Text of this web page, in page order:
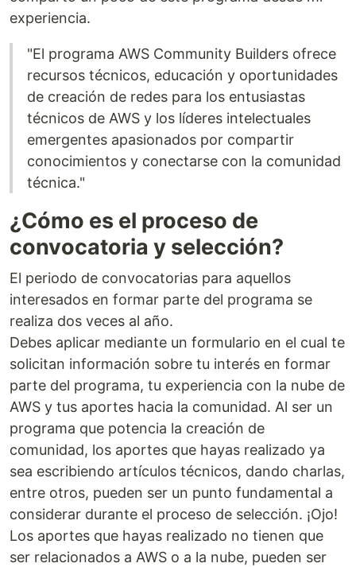
experiencia.
"El programa AWS Community Builders ofrece
recursos técnicos, educación y oportunidades
de creación de redes para los entusiastas
técnicos de AWS y los líderes intelectuales
emergentes apasionados por compartir
conocimientos y conectarse con la comunidad
técnica."
¿Cómo es el proceso de
convocatoria y selección?
El periodo de convocatorias para aquellos
interesados en formar parte del programa se
realiza dos veces al año.
Debes aplicar mediante un formulario en el cual te
solicitan información sobre tu interés en formar
parte del programa, tu experiencia con la nube de
AWS y tus aportes hacia la comunidad. Al ser un
programa que potencia la creación de
comunidad, los aportes que hayas realizado ya
sea escribiendo artículos técnicos, dando charlas,
entre otros, pueden ser un punto fundamental a
considerar durante el proceso de selección. ¡Ojo!
Los aportes que hayas realizado no tienen que
ser relacionados a AWS o a la nube, pueden ser